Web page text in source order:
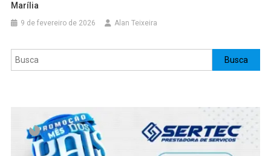
Marília
9 de fevereiro de 2026 Alan Teixeira
Pesquisar Busca